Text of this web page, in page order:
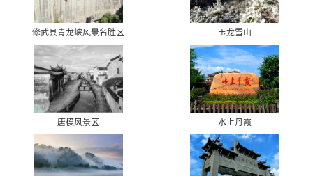
修武县青龙峡风景名胜区 玉龙雪山
唐模风景区 水上丹霞